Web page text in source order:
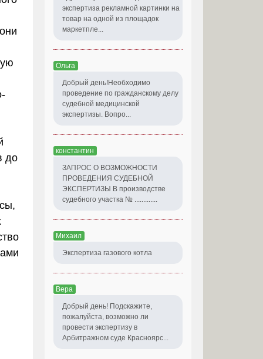
до
экспертиза рекламной картинки на
товар на одной из площадок
маркетпле...
Ольга
Добрый день!Необходимо
проведение по гражданскому делу
судебной медицинской
экспертизы. Вопро...
константин
ЗАПРОС О ВОЗМОЖНОСТИ
ПРОВЕДЕНИЯ СУДЕБНОЙ
ЭКСПЕРТИЗЫ В производстве
судебного участка № .............
Михаил
Экспертиза газового котла
Вера
Добрый день! Подскажите,
пожалуйста, возможно ли
провести экспертизу в
Арбитражном суде Красноярс...